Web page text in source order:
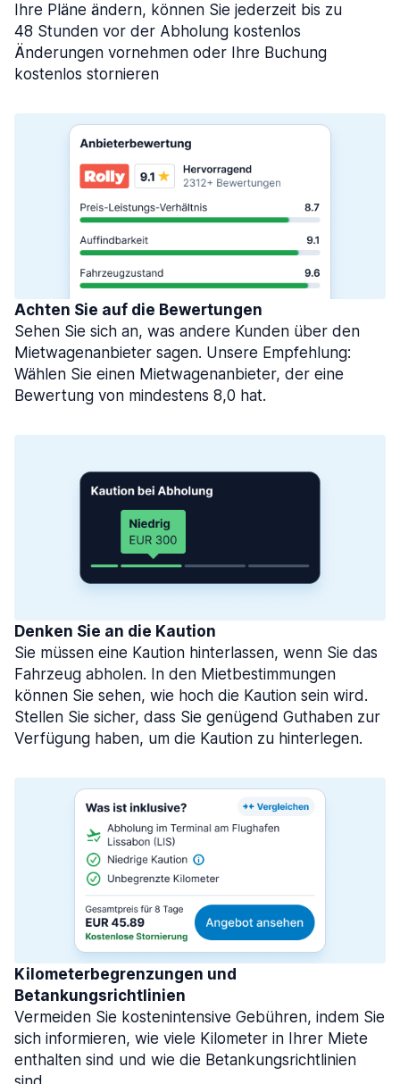
Ihre Pläne ändern, können Sie jederzeit bis zu
48 Stunden vor der Abholung kostenlos
Änderungen vornehmen oder Ihre Buchung
kostenlos stornieren
Achten Sie auf die Bewertungen
Sehen Sie sich an, was andere Kunden über den
Mietwagenanbieter sagen. Unsere Empfehlung:
Wählen Sie einen Mietwagenanbieter, der eine
Bewertung von mindestens 8,0 hat.
Denken Sie an die Kaution
Sie müssen eine Kaution hinterlassen, wenn Sie das
Fahrzeug abholen. In den Mietbestimmungen
können Sie sehen, wie hoch die Kaution sein wird.
Stellen Sie sicher, dass Sie genügend Guthaben zur
Verfügung haben, um die Kaution zu hinterlegen.
Kilometerbegrenzungen und
Betankungsrichtlinien
Vermeiden Sie kostenintensive Gebühren, indem Sie
sich informieren, wie viele Kilometer in Ihrer Miete
enthalten sind und wie die Betankungsrichtlinien